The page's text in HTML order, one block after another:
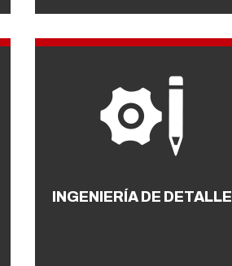
INGENIERÍA DE DETALLE